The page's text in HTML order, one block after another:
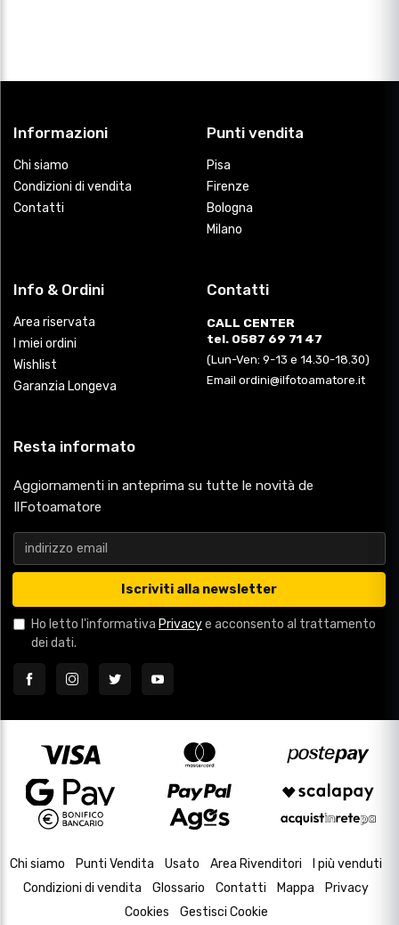
Informazioni
Chi siamo
Condizioni di vendita
Contatti
Punti vendita
Pisa
Firenze
Bologna
Milano
Info & Ordini
Area riservata
I miei ordini
Wishlist
Garanzia Longeva
Contatti
CALL CENTER
tel. 0587 69 71 47
(Lun-Ven: 9-13 e 14.30-18.30)
Email ordini@ilfotoamatore.it
Resta informato
Aggiornamenti in anteprima su tutte le novità de
IlFotoamatore
Iscriviti alla newsletter
Ho letto l'informativa Privacye acconsento al trattamento
dei dati.
Chi siamo Punti Vendita Usato Area Rivenditori
I più venduti
Condizioni di vendita
Glossario Contatti Mappa
Privacy
Cookies
Gestisci Cookie